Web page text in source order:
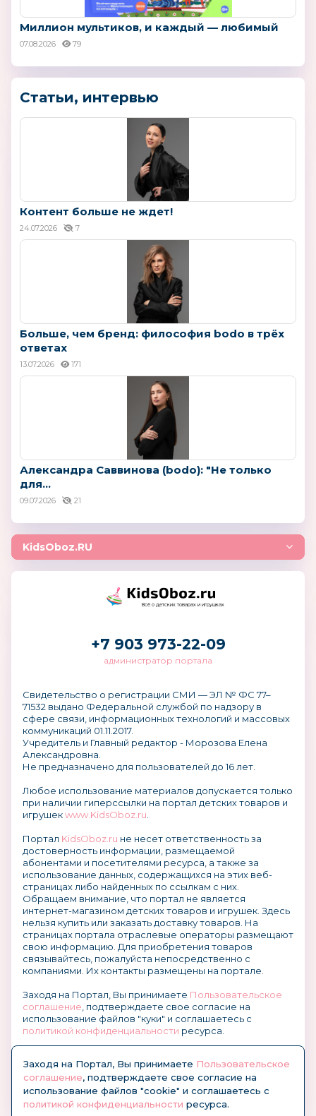
Миллион мультиков, и каждый — любимый
07.08.2026 79
Статьи, интервью
Контент больше не ждет!
24.07.2026 7
Больше, чем бренд: философия bodo в трёх
ответах
13.07.2026 171
Александра Саввинова (bodo): "Не только
для...
09.07.2026 21
KidsOboz.RU
Всё о детских товарах и игрушках
+7 903 973-22-09
администратор портала
Свидетельство о регистрации СМИ — ЭЛ № ФС 77–
71532 выдано Федеральной службой по надзору в
сфере связи, информационных технологий и массовых
коммуникаций 01.11.2017.
Учредитель и Главный редактор - Морозова Елена
Александровна.
Не предназначено для пользователей до 16 лет.
Любое использование материалов допускается только
при наличии гиперссылки на портал детских товаров и
игрушекwww.KidsOboz.ru
Портал KidsOboz.ru не несет ответственность за
достоверность информации, размещаемой
абонентами и посетителями ресурса, а также за
использование данных, содержащихся на этих веб-
страницах либо найденных по ссылкам с них.
Обращаем внимание, что портал не является
интернет-магазином детских товаров и игрушек. Здесь
нельзя купить или заказать доставку товаров. На
страницах портала отраслевые операторы размещают
свою информацию. Для приобретения товаров
связывайтесь, пожалуйста непосредственно с
компаниями. Их контакты размещены на портале.
Заходя на Портал, Вы принимаете Пользовательское
соглашение , подтверждаете свое согласие на
использование файлов "куки" и соглашаетесь с
политикой конфиденциальности ресурса.
Заходя на Портал, Вы принимаете Пользовательское
соглашение, подтверждаете свое согласие на
использование файлов "cookie" и соглашаетесь с
политикой конфиденциальности ресурса.